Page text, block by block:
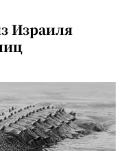
Израиля